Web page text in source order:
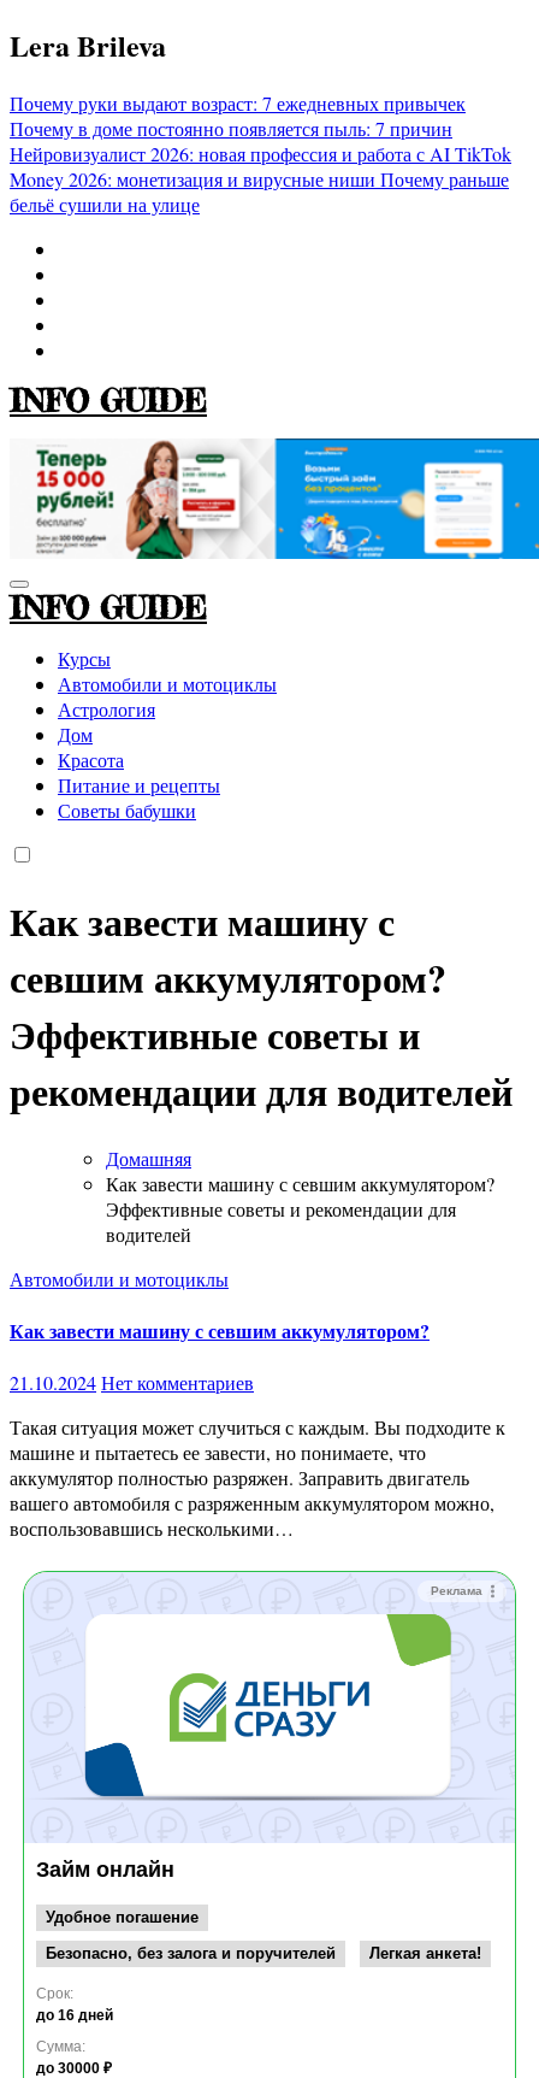
Перейти
к
Lera Brileva
Почему руки выдают возраст: 7 ежедневных привычек
Почему в доме постоянно появляется пыль: 7 причин
Нейровизуалист 2026: новая профессия и работа с AITikTok
Money 2026: монетизация и вирусные ниши Почему раньше
бельё сушили на улице
INFO GUIDE
INFO GUIDE
Курсы
Автомобили и мотоциклы
Астрология
Дом
Красота
Питание и рецепты
Советы бабушки
Как завести машину с
севшим аккумулятором?
Эффективные советы и
рекомендации для водителей
Домашняя
Как завести машину с севшим аккумулятором?
Эффективные советы и рекомендации для
водителей
Автомобили и мотоциклы
Как завести машину с севшим аккумулятором?
21.10.2024Нет комментариев
Такая ситуация может случиться с каждым. Вы подходите к
машине и пытаетесь ее завести, но понимаете, что
аккумулятор полностью разряжен. Заправить двигатель
вашего автомобиля с разряженным аккумулятором можно,
воспользовавшись несколькими…
Реклама
Займ онлайн
Удобное погашение
Безопасно, без залога и поручителей
Легкая анкета!
Срок:
до 16 дней
Сумма:
до 30000 ₽